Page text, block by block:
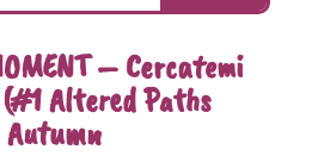
– Cercatemi
Altered Paths
Autumn